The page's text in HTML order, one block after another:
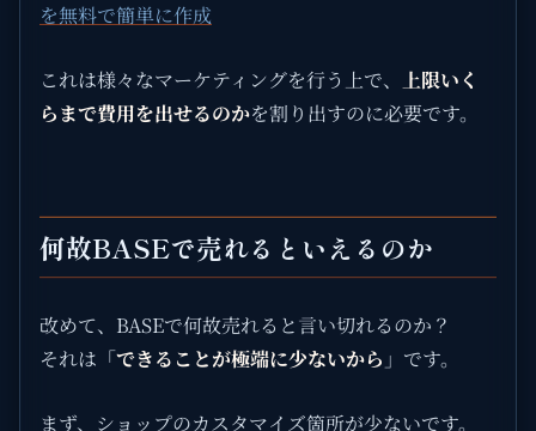
を無料で簡単に作成
これは様々なマーケティングを行う上で、
上限いく
らまで費用を出せるのかを割り出すのに必要です。
何故BASEで売れるといえるのか
改めて、BASEで何故売れると言い切れるのか？
それは「できることが極端に少ないから 」です。
まず、ショップのカスタマイズ箇所が少ないです。